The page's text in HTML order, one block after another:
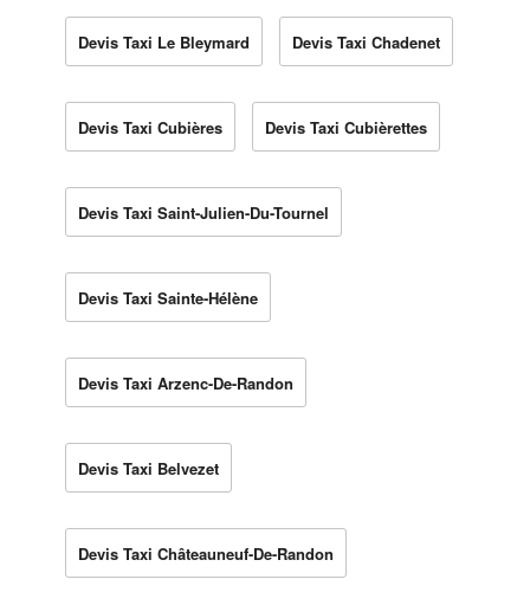
Devis Taxi Le Bleymard Devis Taxi Chadenet
Devis Taxi Cubières Devis Taxi Cubièrettes
Devis Taxi Saint-Julien-Du-Tournel
Devis Taxi Sainte-Hélène
Devis Taxi Arzenc-De-Randon
Devis Taxi Belvezet
Devis Taxi Châteauneuf-De-Randon